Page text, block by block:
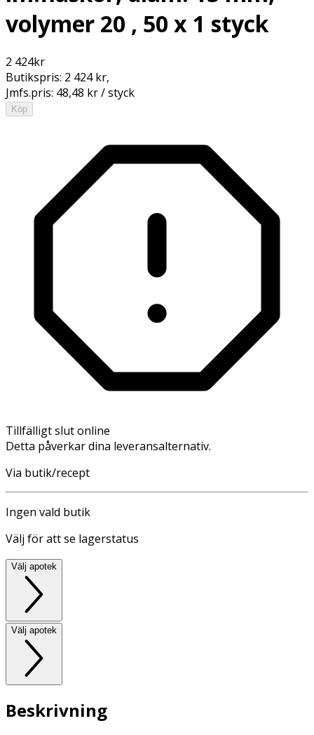
volymer 20 , 50 x 1 styck
2 424kr
Butikspris: 2 424 kr,
Jmfs.pris: 48,48 kr / styck
Köp
Tillfälligt slut online
Detta påverkar dina leveransalternativ.
Via butik/recept
Ingen vald butik
Välj för att se lagerstatus
Välj apotek
Välj apotek
Beskrivning